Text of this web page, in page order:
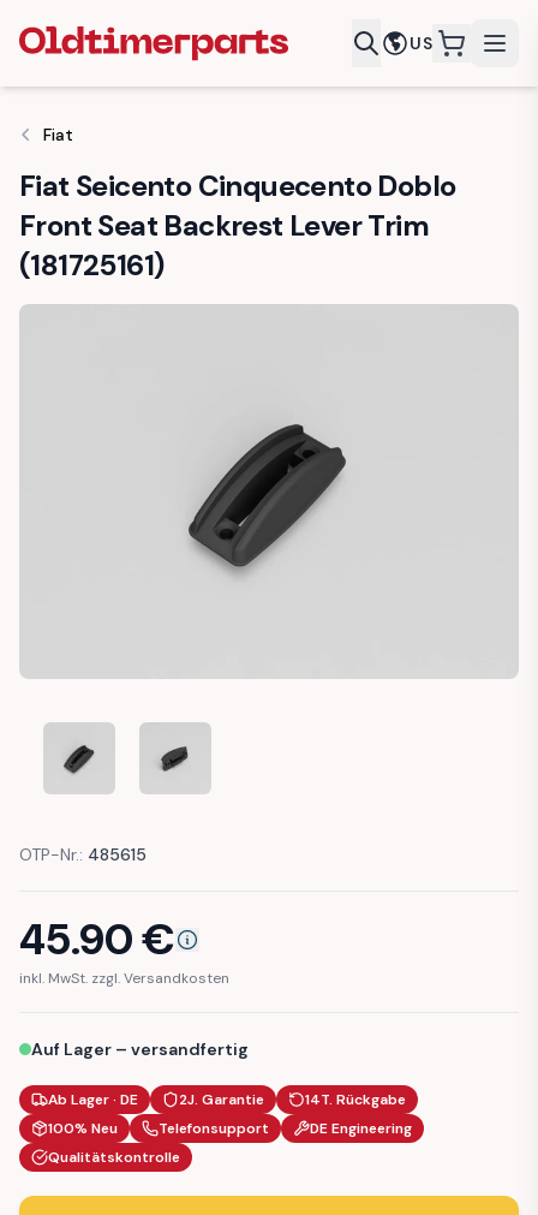
US
Fiat
Fiat Seicento Cinquecento Doblo
Front Seat Backrest Lever Trim
(181725161)
FIAT SEICENTO CINQUECENTO DOBLO FRONT SEAT
FIAT SEICENTO CINQUECENTO DOBLO FRONT
OTP-Nr.: 485615
45.90€
inkl. MwSt. zzgl. Versandkosten
Auf Lager – versandfertig
Ab Lager · DE 2J. Garantie
14T. Rückgabe
100% Neu
Telefonsupport
DE Engineering
Qualitätskontrolle